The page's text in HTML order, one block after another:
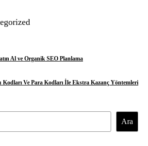
Al ve Organik SEO Planlama
Kodları Ve Para Kodları İle Ekstra Kazanç Yöntemleri
Ara